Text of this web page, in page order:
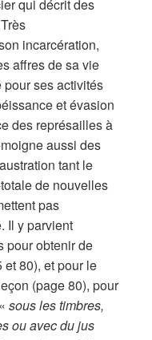
qui décrit des
incarcération,
affres de sa vie
pour ses activités
et évasion
des représailles à
aussi des
tant le
de nouvelles
pas
Il y parvient
pour obtenir de
et 80), et pour le
(page 80), pour
sous les timbres,
ou avec du jus